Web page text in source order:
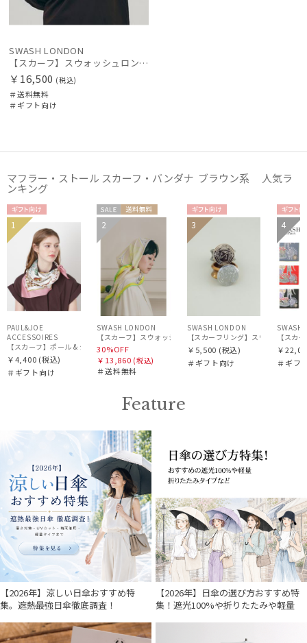
SWASH LONDON
【スカーフ】スウォッシュロンドン (SWASH LONDON) Ornament シルクスカーフ 68cm×68cm プレゼント ギフト クリスマス
￥16,500 (税込)
＃送料無料
＃ギフト向け
マフラー・ストール スカーフ・バンダナ ブラウン系 人気ラ
ンキング
ギフト
向け
WOME
N
1
PAUL&JOE
ACCESSOIRES
【スカーフ】ポール & ジョー (PAUL & JOE ACCESSOIRES) シルクスカーフ空 オーステ
￥4,400 (税込)
＃ギフト向け
セー
ル
送料無
WOME
N
2
SWASH LONDON
30%OFF
￥13,860 (税込)
＃送料無料
ギフト
向け
WOME
N
3
SWASH LONDON
【スカーフリング】スウォッシュ
￥5,500 (税込)
＃ギフト向け
ギフト
向け
N
4
SWASH
【スカ
￥
＃ギフ
Feature
【2026年】涼しい日傘おすすめ特
集。遮熱最強日傘徹底調査！
【2026年】日傘の選び方おすすめ特
集！遮光100%や折りたたみや軽量